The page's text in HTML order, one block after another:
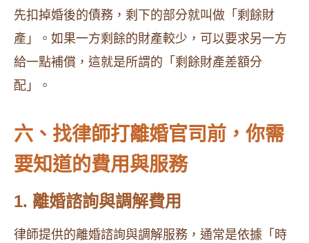
先扣掉婚後的債務，剩下的部分就叫做「剩餘財
產」。如果一方剩餘的財產較少，可以要求另一方
給一點補償，這就是所謂的「剩餘財產差額分
配」。
六、找律師打離婚官司前，你需
要知道的費用與服務
1. 離婚諮詢與調解費用
律師提供的離婚諮詢與調解服務，通常是依據「時